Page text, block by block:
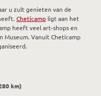
u zult genieten van de
Cheticamp ligt aan het
heeft veel art-shops en
Museum. Vanuit Cheticamp
km)